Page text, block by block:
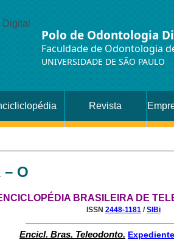
Polo de Odontologia
Faculdade de Odontologia
UNIVERSIDADE DE SÃO PAULO
Revista
O
BRASILEIRA DE
ISSN 2448-1181 /SIBi
Encicl. Bras. Teleodonto. Expediente